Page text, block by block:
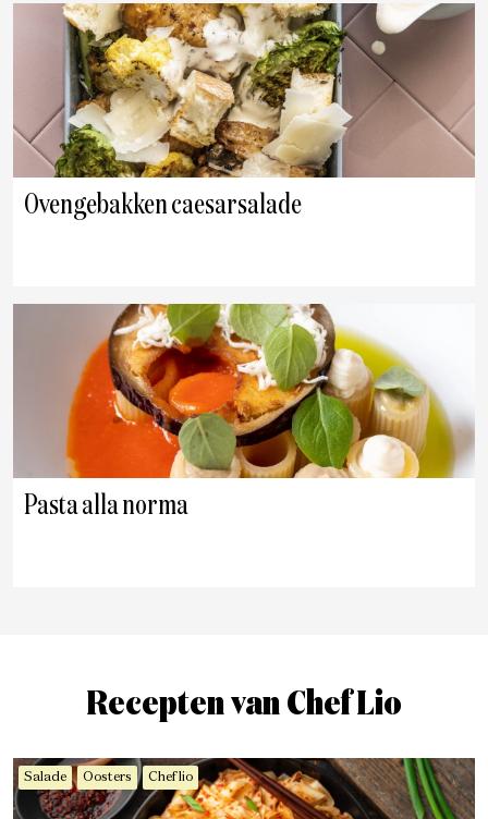
Ovengebakken caesarsalade
Pasta alla norma
Recepten van Chef Lio
Salade Oosters Chef lio